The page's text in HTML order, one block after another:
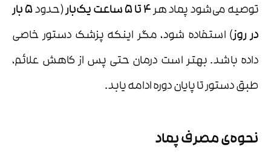
توصیه می‌شود پماد هر۴تا۵ساعت یک‌بار(حدود۵بار
در روز) استفاده شود، مگر اینکه پزشک دستور خاصی
داده باشد. بهتر است درمان حتی پس از کاهش علائم،
طبق دستور تا پایان دوره ادامه یابد.
نحوه‌ی مصرف پماد